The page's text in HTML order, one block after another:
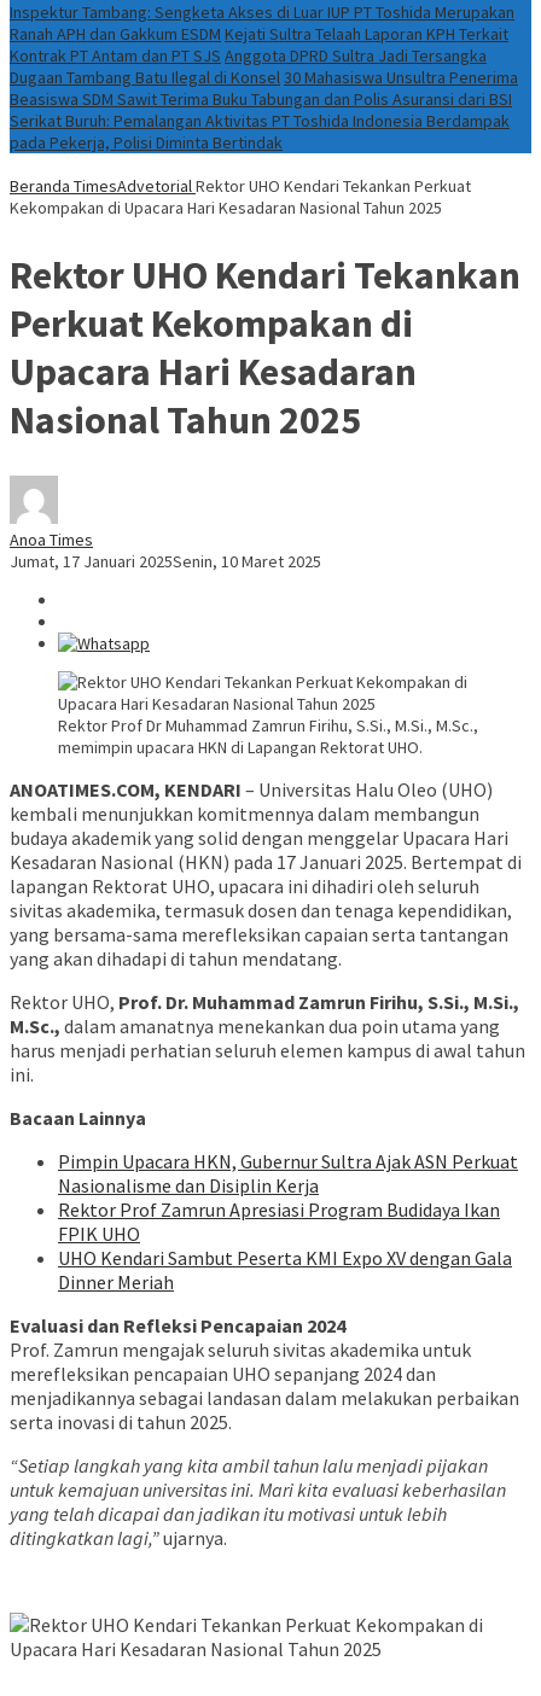
Inspektur Tambang: Sengketa Akses di Luar IUP PT Toshida Merupakan
Ranah APH dan Gakkum ESDM Kejati Sultra Telaah Laporan KPH Terkait
Kontrak PT Antam dan PT SJS Anggota DPRD Sultra Jadi Tersangka
Dugaan Tambang Batu Ilegal di Konsel30 Mahasiswa Unsultra Penerima
Beasiswa SDM Sawit Terima Buku Tabungan dan Polis Asuransi dari BSI
Serikat Buruh: Pemalangan Aktivitas PT Toshida Indonesia Berdampak
pada Pekerja, Polisi Diminta Bertindak
Beranda TimesAdvetorialRektor UHO Kendari Tekankan Perkuat
Kekompakan di Upacara Hari Kesadaran Nasional Tahun 2025
Rektor UHO Kendari Tekankan
Perkuat Kekompakan di
Upacara Hari Kesadaran
Nasional Tahun 2025
Anoa Times
Jumat, 17 Januari 2025Senin, 10 Maret 2025
Rektor Prof Dr Muhammad Zamrun Firihu, S.Si., M.Si., M.Sc.,
memimpin upacara HKN di Lapangan Rektorat UHO.
ANOATIMES.COM, KENDARI – Universitas Halu Oleo (UHO)
kembali menunjukkan komitmennya dalam membangun
budaya akademik yang solid dengan menggelar Upacara Hari
Kesadaran Nasional (HKN) pada 17 Januari 2025. Bertempat di
lapangan Rektorat UHO, upacara ini dihadiri oleh seluruh
sivitas akademika, termasuk dosen dan tenaga kependidikan,
yang bersama-sama merefleksikan capaian serta tantangan
yang akan dihadapi di tahun mendatang.
Rektor UHO, Prof. Dr. Muhammad Zamrun Firihu, S.Si., M.Si.,
M.Sc., dalam amanatnya menekankan dua poin utama yang
harus menjadi perhatian seluruh elemen kampus di awal tahun
ini.
Bacaan Lainnya
Pimpin Upacara HKN, Gubernur Sultra Ajak ASN Perkuat
Nasionalisme dan Disiplin Kerja
Rektor Prof Zamrun Apresiasi Program Budidaya Ikan
FPIK UHO
UHO Kendari Sambut Peserta KMI Expo XV dengan Gala
Dinner Meriah
Evaluasi dan Refleksi Pencapaian 2024
Prof. Zamrun mengajak seluruh sivitas akademika untuk
merefleksikan pencapaian UHO sepanjang 2024 dan
menjadikannya sebagai landasan dalam melakukan perbaikan
serta inovasi di tahun 2025.
“Setiap langkah yang kita ambil tahun lalu menjadi pijakan
untuk kemajuan universitas ini. Mari kita evaluasi keberhasilan
yang telah dicapai dan jadikan itu motivasi untuk lebih
ditingkatkan lagi,”ujarnya.